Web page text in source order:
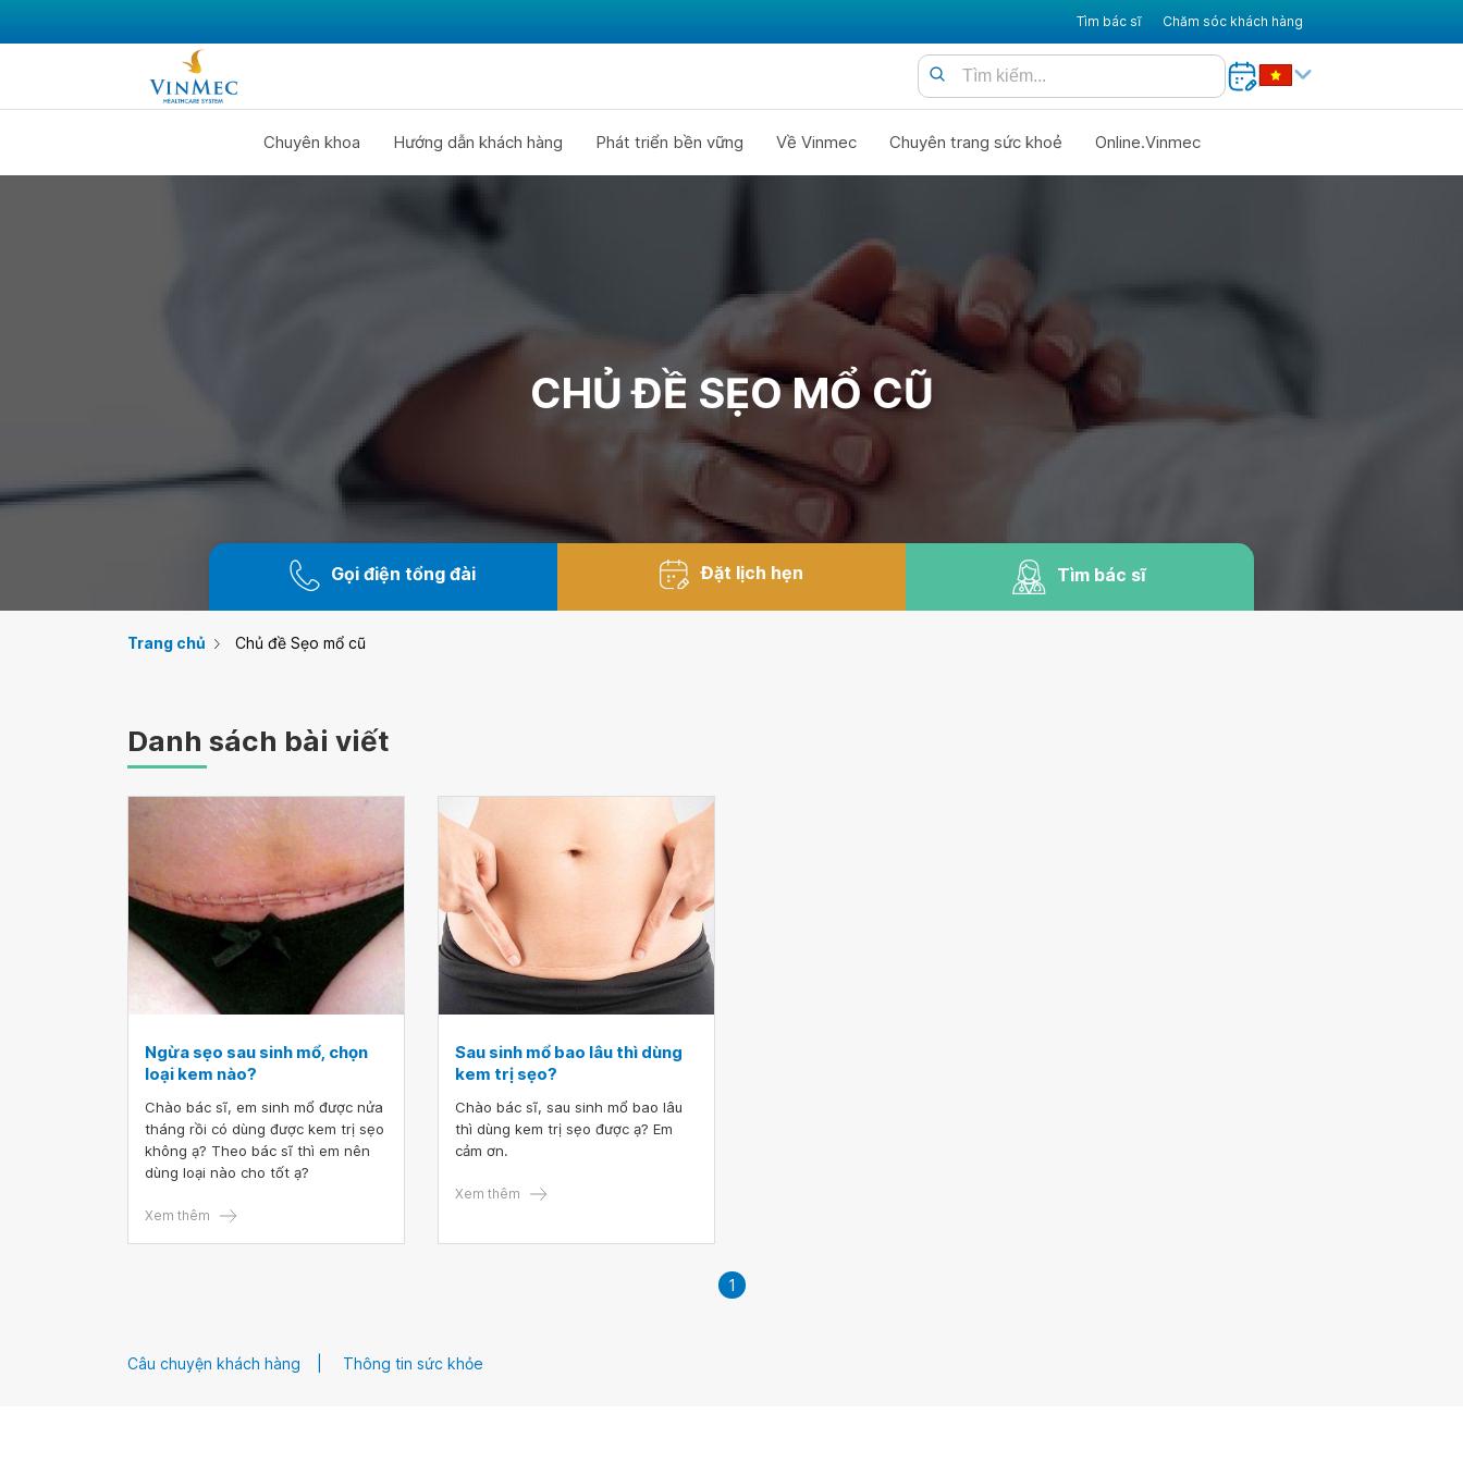
Tìm bác sĩ Chăm sóc khách hàng
Chuyên khoa Hướng dẫn khách hàng Phát triển bền vững Về Vinmec Chuyên trang sức khoẻ Online.Vinmec
CHỦ ĐỀ SẸO MỔ CŨ
Gọi điện tổng đài Đặt lịch hẹn Tìm bác sĩ
Trang chủ Chủ đề Sẹo mổ cũ
Danh sách bài viết
Ngừa sẹo sau sinh mổ, chọn
loại kem nào?
Chào bác sĩ, em sinh mổ được nửa
tháng rồi có dùng được kem trị sẹo
không ạ? Theo bác sĩ thì em nên
dùng loại nào cho tốt ạ?
Xem thêm
Sau sinh mổ bao lâu thì dùng
kem trị sẹo?
Chào bác sĩ, sau sinh mổ bao lâu
thì dùng kem trị sẹo được ạ? Em
cảm ơn.
Xem thêm
1
Câu chuyện khách hàng Thông tin sức khỏe